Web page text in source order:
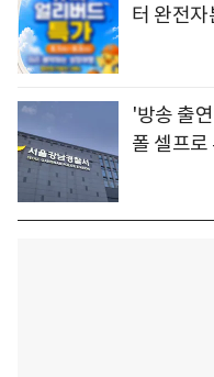
터 완전자
'방송 출
폴 셀프로